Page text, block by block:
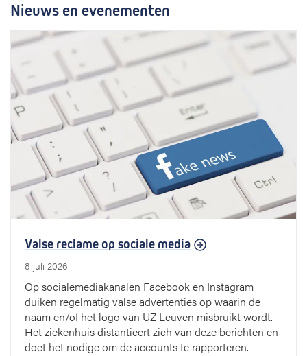
Nieuws en evenementen
Valse reclame op sociale media
8 juli 2026
Op socialemediakanalen Facebook en Instagram
duiken regelmatig valse advertenties op waarin de
naam en/of het logo van UZ Leuven misbruikt wordt.
Het ziekenhuis distantieert zich van deze berichten en
doet het nodige om de accounts te rapporteren.